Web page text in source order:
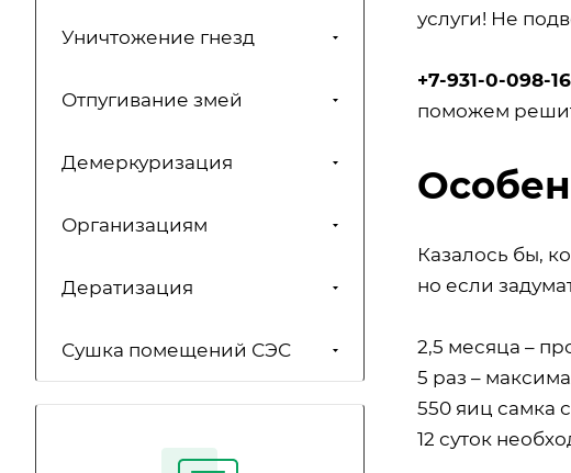
услуги! Не
+7-931-0-098-
поможем
Казалось бы,
но если
2,5 месяца –
5 раз –
550 яиц самка
12 суток
Уничтожение гнезд
Отпугивание змей
Демеркуризация
Организациям
Дератизация
Сушка помещений СЭС